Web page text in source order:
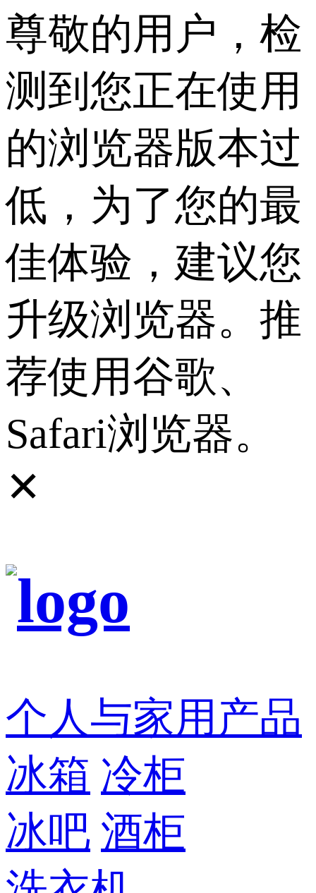
尊敬的用户，检
测到您正在使用
的浏览器版本过
低，为了您的最
佳体验，建议您
升级浏览器。推
荐使用谷歌、
Safari浏览器。
✕
个人与家用产品
冰箱 冷柜
冰吧 酒柜